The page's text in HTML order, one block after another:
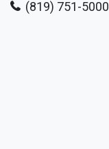
(819) 751-5000